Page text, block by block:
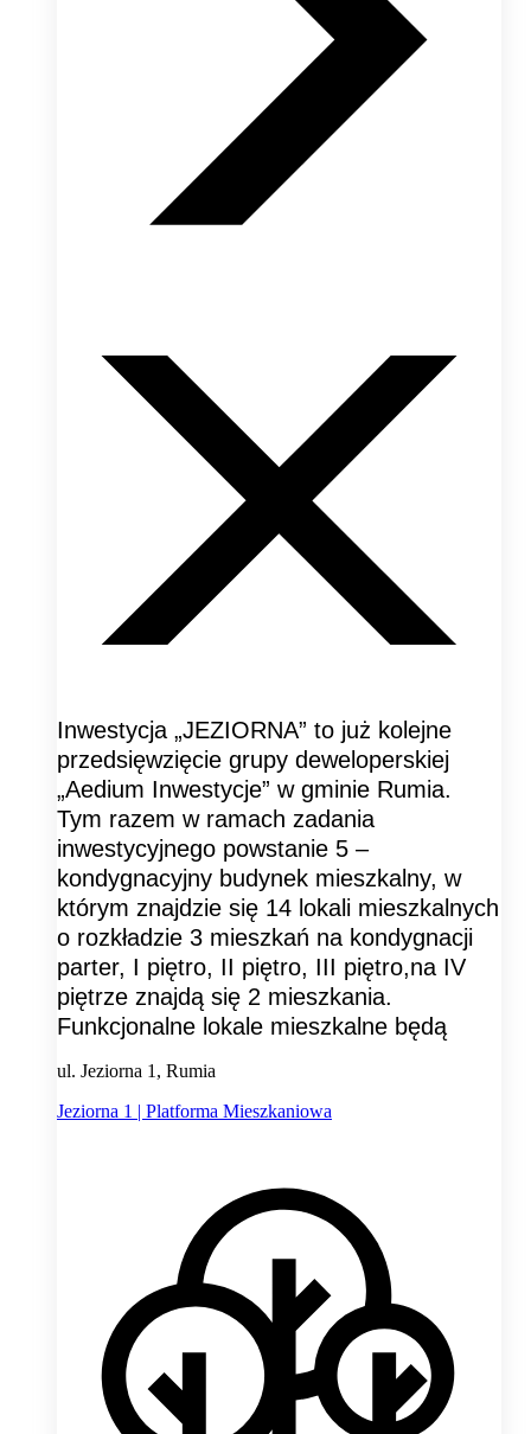
Inwestycja „JEZIORNA” to już kolejne
przedsięwzięcie grupy deweloperskiej
„Aedium Inwestycje” w gminie Rumia.
Tym razem w ramach zadania
inwestycyjnego powstanie 5 –
kondygnacyjny budynek mieszkalny, w
którym znajdzie się 14 lokali mieszkalnych
o rozkładzie 3 mieszkań na kondygnacji
parter, I piętro, II piętro, III piętro,na IV
piętrze znajdą się 2 mieszkania.
Funkcjonalne lokale mieszkalne będą
ul. Jeziorna 1, Rumia
Jeziorna 1 | Platforma Mieszkaniowa